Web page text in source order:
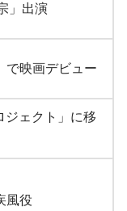
」出演
で映画デビュー
ジェクト」に移
風役